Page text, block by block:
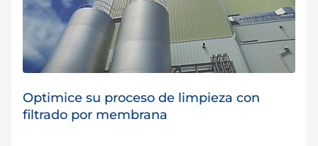
Optimice su proceso de limpieza con
filtrado por membrana